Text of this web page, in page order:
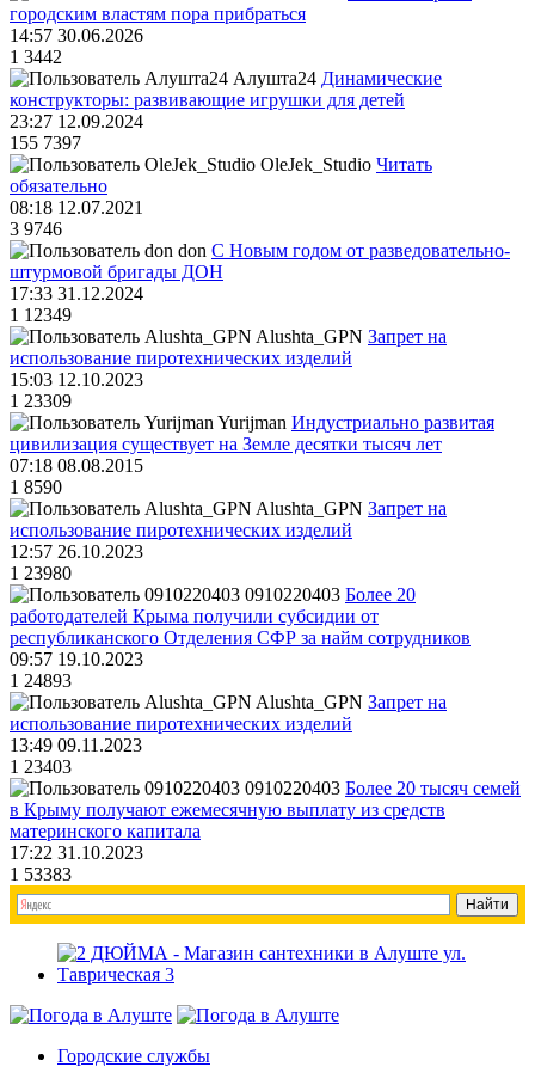
городским властям пора прибраться
14:57 30.06.2026
1 3442
Алушта24 Динамические
конструкторы: развивающие игрушки для детей
23:27 12.09.2024
155 7397
OleJek_Studio Читать
обязательно
08:18 12.07.2021
3 9746
don С Новым годом от разведовательно-
штурмовой бригады ДОН
17:33 31.12.2024
1 12349
Alushta_GPN Запрет на
использование пиротехнических изделий
15:03 12.10.2023
1 23309
Yurijman Индустриально развитая
цивилизация существует на Земле десятки тысяч лет
07:18 08.08.2015
1 8590
Alushta_GPN Запрет на
использование пиротехнических изделий
12:57 26.10.2023
1 23980
0910220403 Более 20
работодателей Крыма получили субсидии от
республиканского Отделения СФР за найм сотрудников
09:57 19.10.2023
1 24893
Alushta_GPN Запрет на
использование пиротехнических изделий
13:49 09.11.2023
1 23403
0910220403 Более 20 тысяч семей
в Крыму получают ежемесячную выплату из средств
материнского капитала
17:22 31.10.2023
1 53383
Городские службы